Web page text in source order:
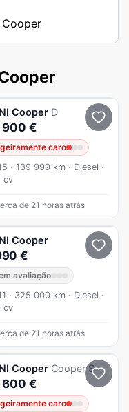
Cooper D
900 €
caro
· 139 999 km · Diesel ·
cv
de 21 horas atrás
Cooper
€
avaliação
· 325 000 km · Diesel ·
cv
de 21 horas atrás
Cooper Cooper S
600 €
caro